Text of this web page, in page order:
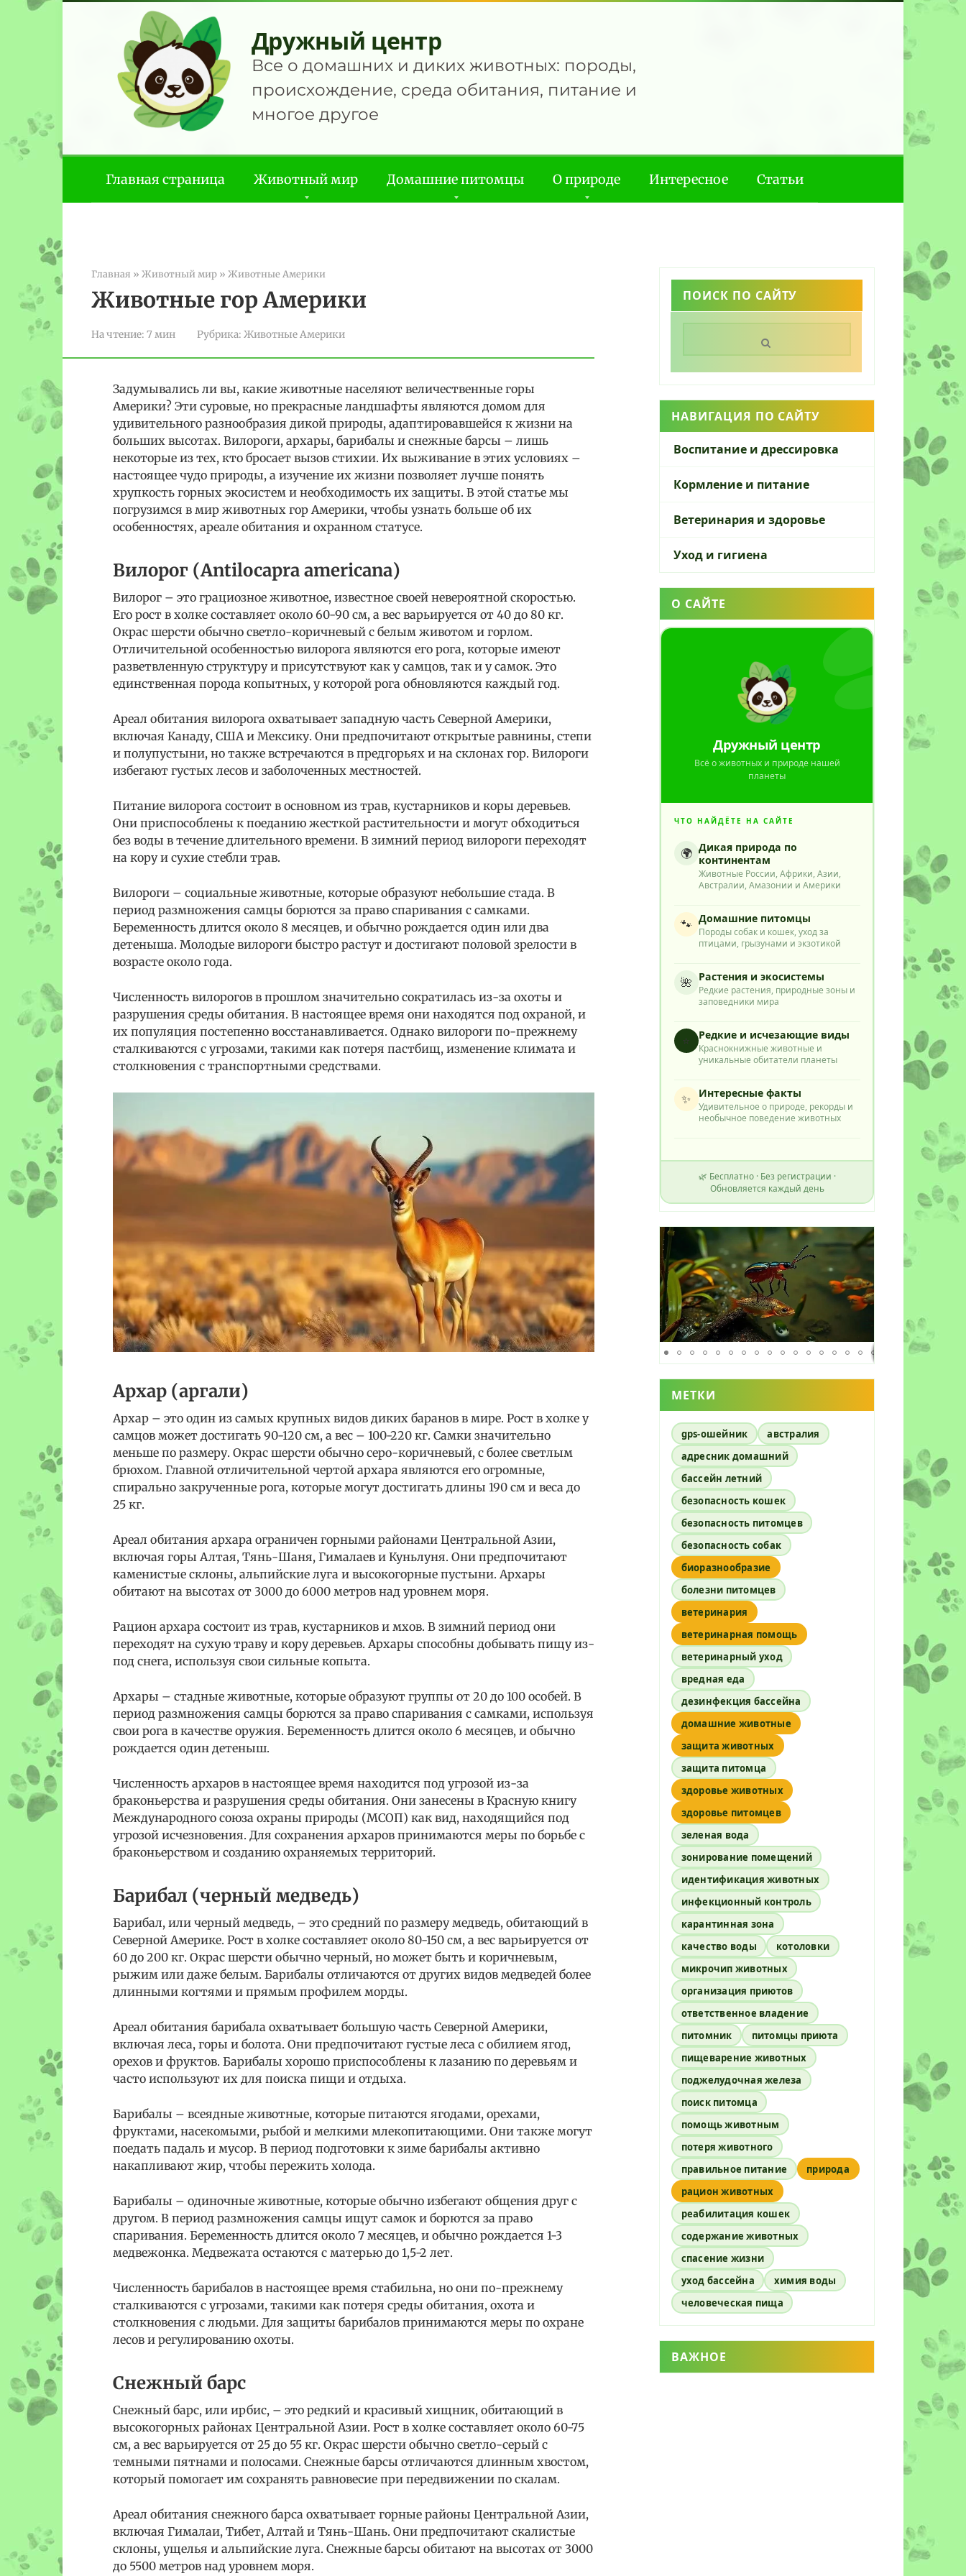
Перейти
Дружный центр
Все о домашних и диких животных: породы,
происхождение, среда обитания, питание и
многое другое
Главная страница Животный мир Домашние питомцы О природе Интересное Статьи
Главная » Животный мир » Животные Америки
Животные гор Америки
На чтение: 7 мин Рубрика: Животные Америки
Задумывались ли вы, какие животные населяют величественные горы
Америки? Эти суровые, но прекрасные ландшафты являются домом для
удивительного разнообразия дикой природы, адаптировавшейся к жизни на
больших высотах. Вилороги, архары, барибалы и снежные барсы – лишь
некоторые из тех, кто бросает вызов стихии. Их выживание в этих условиях –
настоящее чудо природы, а изучение их жизни позволяет лучше понять
хрупкость горных экосистем и необходимость их защиты. В этой статье мы
погрузимся в мир животных гор Америки, чтобы узнать больше об их
особенностях, ареале обитания и охранном статусе.
Вилорог (Antilocapra americana)
Вилорог – это грациозное животное, известное своей невероятной скоростью.
Его рост в холке составляет около 60-90 см, а вес варьируется от 40 до 80 кг.
Окрас шерсти обычно светло-коричневый с белым животом и горлом.
Отличительной особенностью вилорога являются его рога, которые имеют
разветвленную структуру и присутствуют как у самцов, так и у самок. Это
единственная порода копытных, у которой рога обновляются каждый год.
Ареал обитания вилорога охватывает западную часть Северной Америки,
включая Канаду, США и Мексику. Они предпочитают открытые равнины, степи
и полупустыни, но также встречаются в предгорьях и на склонах гор. Вилороги
избегают густых лесов и заболоченных местностей.
Питание вилорога состоит в основном из трав, кустарников и коры деревьев.
Они приспособлены к поеданию жесткой растительности и могут обходиться
без воды в течение длительного времени. В зимний период вилороги переходят
на кору и сухие стебли трав.
Вилороги – социальные животные, которые образуют небольшие стада. В
период размножения самцы борются за право спаривания с самками.
Беременность длится около 8 месяцев, и обычно рождается один или два
детеныша. Молодые вилороги быстро растут и достигают половой зрелости в
возрасте около года.
Численность вилорогов в прошлом значительно сократилась из-за охоты и
разрушения среды обитания. В настоящее время они находятся под охраной, и
их популяция постепенно восстанавливается. Однако вилороги по-прежнему
сталкиваются с угрозами, такими как потеря пастбищ, изменение климата и
столкновения с транспортными средствами.
Архар (аргали)
Архар – это один из самых крупных видов диких баранов в мире. Рост в холке у
самцов может достигать 90-120 см, а вес – 100-220 кг. Самки значительно
меньше по размеру. Окрас шерсти обычно серо-коричневый, с более светлым
брюхом. Главной отличительной чертой архара являются его огромные,
спирально закрученные рога, которые могут достигать длины 190 см и веса до
25 кг.
Ареал обитания архара ограничен горными районами Центральной Азии,
включая горы Алтая, Тянь-Шаня, Гималаев и Куньлуня. Они предпочитают
каменистые склоны, альпийские луга и высокогорные пустыни. Архары
обитают на высотах от 3000 до 6000 метров над уровнем моря.
Рацион архара состоит из трав, кустарников и мхов. В зимний период они
переходят на сухую траву и кору деревьев. Архары способны добывать пищу из-
под снега, используя свои сильные копыта.
Архары – стадные животные, которые образуют группы от 20 до 100 особей. В
период размножения самцы борются за право спаривания с самками, используя
свои рога в качестве оружия. Беременность длится около 6 месяцев, и обычно
рождается один детеныш.
Численность архаров в настоящее время находится под угрозой из-за
браконьерства и разрушения среды обитания. Они занесены в Красную книгу
Международного союза охраны природы (МСОП) как вид, находящийся под
угрозой исчезновения. Для сохранения архаров принимаются меры по борьбе с
браконьерством и созданию охраняемых территорий.
Барибал (черный медведь)
Барибал, или черный медведь, – это средний по размеру медведь, обитающий в
Северной Америке. Рост в холке составляет около 80-150 см, а вес варьируется от
60 до 200 кг. Окрас шерсти обычно черный, но может быть и коричневым,
рыжим или даже белым. Барибалы отличаются от других видов медведей более
длинными когтями и прямым профилем морды.
Ареал обитания барибала охватывает большую часть Северной Америки,
включая леса, горы и болота. Они предпочитают густые леса с обилием ягод,
орехов и фруктов. Барибалы хорошо приспособлены к лазанию по деревьям и
часто используют их для поиска пищи и отдыха.
Барибалы – всеядные животные, которые питаются ягодами, орехами,
фруктами, насекомыми, рыбой и мелкими млекопитающими. Они также могут
поедать падаль и мусор. В период подготовки к зиме барибалы активно
накапливают жир, чтобы пережить холода.
Барибалы – одиночные животные, которые обычно избегают общения друг с
другом. В период размножения самцы ищут самок и борются за право
спаривания. Беременность длится около 7 месяцев, и обычно рождается 1-3
медвежонка. Медвежата остаются с матерью до 1,5-2 лет.
Численность барибалов в настоящее время стабильна, но они по-прежнему
сталкиваются с угрозами, такими как потеря среды обитания, охота и
столкновения с людьми. Для защиты барибалов принимаются меры по охране
лесов и регулированию охоты.
Снежный барс
Снежный барс, или ирбис, – это редкий и красивый хищник, обитающий в
высокогорных районах Центральной Азии. Рост в холке составляет около 60-75
см, а вес варьируется от 25 до 55 кг. Окрас шерсти обычно светло-серый с
темными пятнами и полосами. Снежные барсы отличаются длинным хвостом,
который помогает им сохранять равновесие при передвижении по скалам.
Ареал обитания снежного барса охватывает горные районы Центральной Азии,
включая Гималаи, Тибет, Алтай и Тянь-Шань. Они предпочитают скалистые
склоны, ущелья и альпийские луга. Снежные барсы обитают на высотах от 3000
до 5500 метров над уровнем моря.
ПОИСК ПО САЙТУ
НАВИГАЦИЯ ПО САЙТУ
Воспитание и дрессировка
Кормление и питание
Ветеринария и здоровье
Уход и гигиена
О САЙТЕ
Дружный центр
Всё о животных и природе нашей
планеты
ЧТО НАЙДЁТЕ НА САЙТЕ
🌍 Дикая природа по
континентам
Животные России, Африки, Азии,
Австралии, Амазонии и Америки
🐾 Домашние питомцы
Породы собак и кошек, уход за
птицами, грызунами и экзотикой
🌺 Растения и экосистемы
Редкие растения, природные зоны и
заповедники мира
⭐ Редкие и исчезающие виды
Краснокнижные животные и
уникальные обитатели планеты
✨ Интересные факты
Удивительное о природе, рекорды и
необычное поведение животных
🌿 Бесплатно · Без регистрации ·
Обновляется каждый день
МЕТКИ
gps-ошейник
австралия
адресник домашний
бассейн летний
безопасность кошек
безопасность питомцев
безопасность собак
биоразнообразие
болезни питомцев
ветеринария
ветеринарная помощь
ветеринарный уход
вредная еда
дезинфекция бассейна
домашние животные
защита животных
защита питомца
здоровье животных
здоровье питомцев
зеленая вода
зонирование помещений
идентификация животных
инфекционный контроль
карантинная зона
качество воды
котоловки
микрочип животных
организация приютов
ответственное владение
питомник
питомцы приюта
пищеварение животных
поджелудочная железа
поиск питомца
помощь животным
потеря животного
правильное питание
природа
рацион животных
реабилитация кошек
содержание животных
спасение жизни
уход бассейна
химия воды
человеческая пища
ВАЖНОЕ